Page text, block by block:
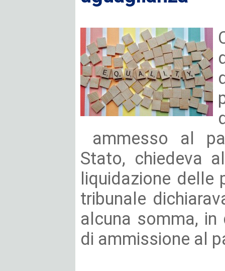
ammesso al
Stato, chiedeva
liquidazione delle
tribunale
alcuna somma,
di ammissione al